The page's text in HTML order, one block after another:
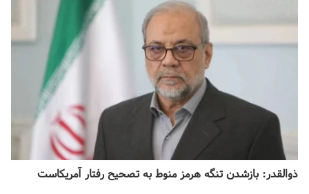
ذوالقدر: بازشدن تنگه هرمز منوط به تصحیح رفتار آمریکاست